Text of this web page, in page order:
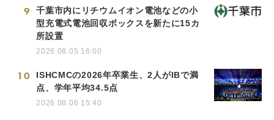
9
千葉市内にリチウムイオン電池などの小
型充電式電池回収ボックスを新たに15カ
所設置
2026.08.05 16:00
10
ISHCMCの2026年卒業生、2人がIBで満
点、学年平均34.5点
2026.08.06 15:40